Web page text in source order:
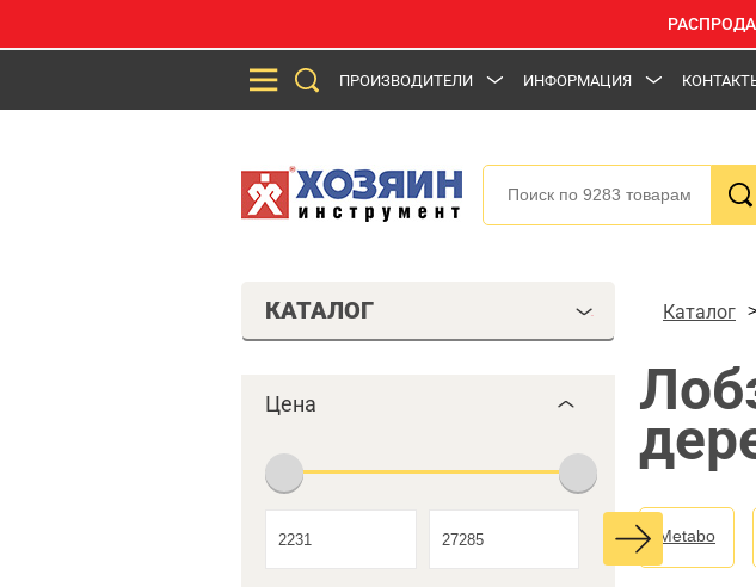
ПРОИЗВОДИТЕЛИ ИНФОРМАЦИЯ
КАТАЛОГ
Цена
Каталог
Metabo